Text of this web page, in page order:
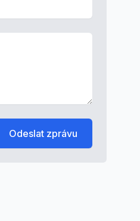
Odeslat zprávu